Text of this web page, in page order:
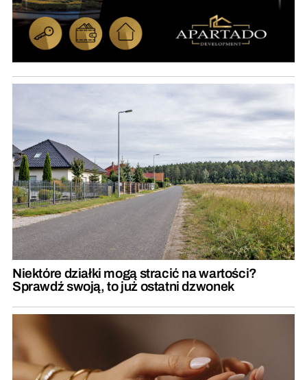
Niektóre działki mogą stracić na wartości?
Sprawdź swoją, to już ostatni dzwonek